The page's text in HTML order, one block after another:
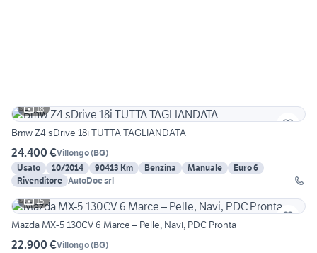
18
Bmw Z4 sDrive 18i TUTTA TAGLIANDATA
24.400 €Villongo(BG)
Usato
10/2014 90413 Km Benzina Manuale
Euro 6
Rivenditore AutoDoc srl
15
Mazda MX-5 130CV 6 Marce – Pelle, Navi, PDC Pronta
22.900 €Villongo(BG)